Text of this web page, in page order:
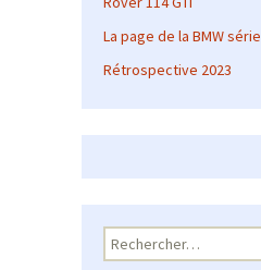
La page de la BMW série
Rétrospective 2023
Rechercher :